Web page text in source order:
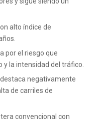
alto índice de
por el riesgo que
la intensidad del tráfico.
negativamente
de carriles de
convencional con